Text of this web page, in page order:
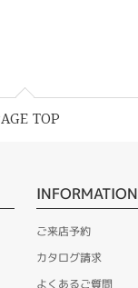
TOP
INFORMATION
ご来店予約
カタログ請求
よくあるご質問